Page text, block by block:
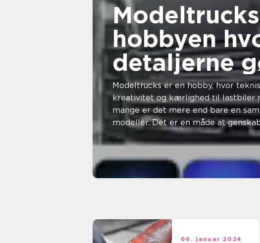
Modeltrucks
hobbyen
detaljerne
hele
Modeltrucks er en hobby, hvor
kreativitet og kærlighed til lastbiler
mange er det mere end bare en
modeller. Det er en måde at
virkelighedens køretøjer i mi...
06. januar 2024